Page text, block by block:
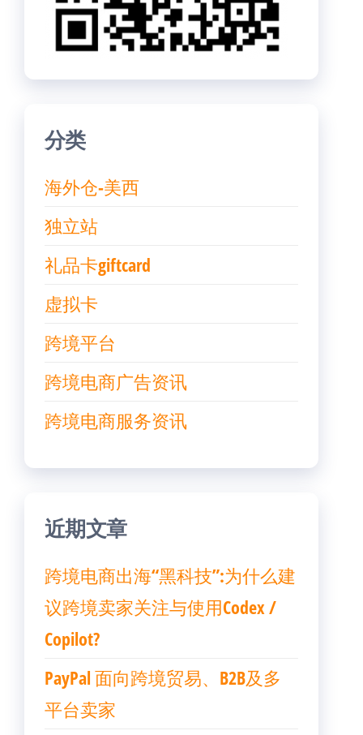
分类
海外仓-美西
独立站
礼品卡giftcard
虚拟卡
跨境平台
跨境电商广告资讯
跨境电商服务资讯
近期文章
跨境电商出海“黑科技”:为什么建
议跨境卖家关注与使用Codex /
Copilot?
PayPal 面向跨境贸易、B2B及多
平台卖家